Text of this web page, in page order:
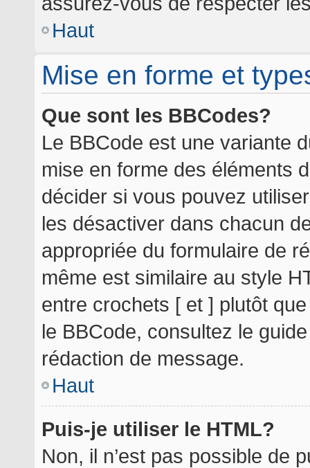
Haut
Mise en forme et
Que sont les BBCodes?
Le BBCode est une variante
mise en forme des éléments
décider si vous pouvez
les désactiver dans chacun
appropriée du formulaire de
même est similaire au style
entre crochets [ et ] plutôt
le BBCode, consultez le
rédaction de message.
Haut
Puis-je utiliser le HTML?
Non, il n’est pas possible de